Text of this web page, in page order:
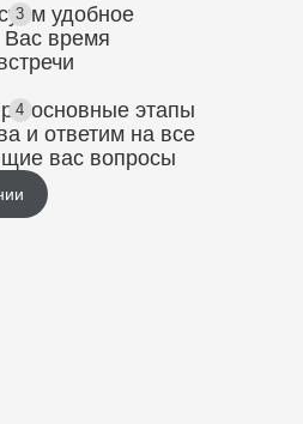
3
удобное
время
4 основные этапы
и ответим на все
вас вопросы